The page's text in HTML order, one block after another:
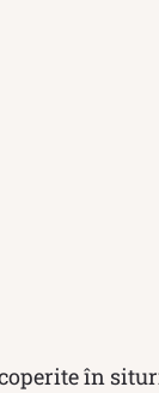
în